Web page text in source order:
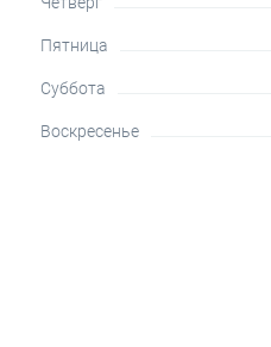
Пятница
Суббота
Воскресенье